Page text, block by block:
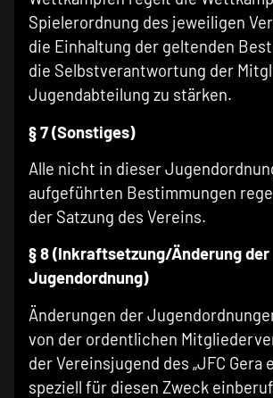
Spielerordnung des jeweiligen
die Einhaltung der geltenden
die Selbstverantwortung der
Jugendabteilung zu stärken.
§ 7 (Sonstiges)
Alle nicht in dieser
aufgeführten Bestimmungen
der Satzung des Vereins.
§ 8 (Inkraftsetzung/Änderung der
Jugendordnung)
Änderungen der
von der ordentlichen
der Vereinsjugend des „JFC Gera
speziell für diesen Zweck